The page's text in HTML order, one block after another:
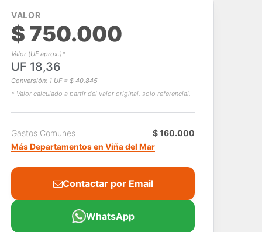
VALOR
$ 750.000
Valor (UF aprox.)*
UF 18,36
Conversión: 1 UF = $ 40.845
* Valor calculado a partir del valor original, solo referencial.
Gastos Comunes
$ 160.000
Más Departamentos en Viña del Mar
Contactar por Email
WhatsApp